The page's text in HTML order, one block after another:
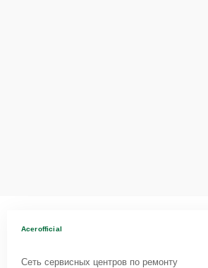
Acerofficial
Сеть сервисных центров по ремонту